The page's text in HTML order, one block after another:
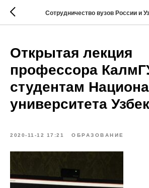
Сотрудничество вузов России и
Открытая лекция
профессора
студентам
университета
2020-11-12 17:21 ОБРАЗОВАНИЕ